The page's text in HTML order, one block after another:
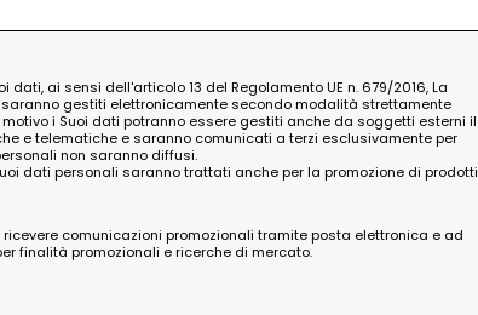
dati, ai sensi dell'articolo 13 del Regolamento UE n. 679/2016, La
gestiti elettronicamente secondo modalità strettamente
i Suoi dati potranno essere gestiti anche da soggetti esterni il
e telematiche e saranno comunicati a terzi esclusivamente per
non saranno diffusi.
dati personali saranno trattati anche per la promozione di prodotti
comunicazioni promozionali tramite posta elettronica e ad
finalità promozionali e ricerche di mercato.